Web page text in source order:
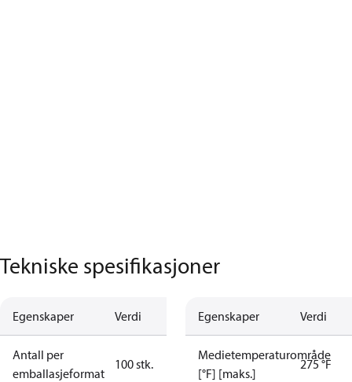
Tekniske spesifikasjoner
Egenskaper Verdi
Antall per
emballasjeformat
100 stk.
Egenskaper Verdi
Medietemperaturområde
[°F] [maks.]
275 °F